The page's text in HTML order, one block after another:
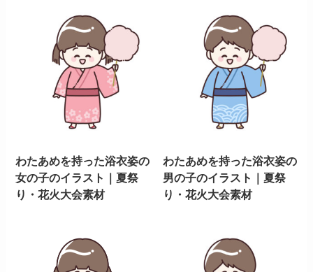
わたあめを持った浴衣姿の
女の子のイラスト｜夏祭
り・花火大会素材
わたあめを持った浴衣姿の
男の子のイラスト｜夏祭
り・花火大会素材